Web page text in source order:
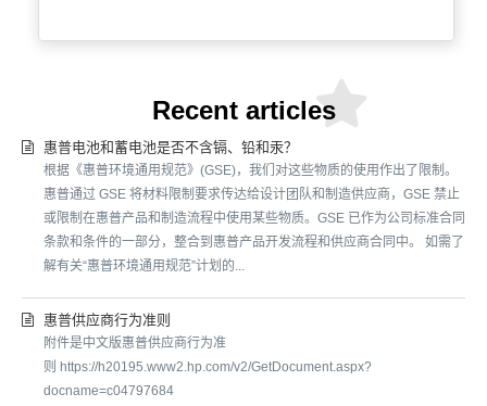
Recent articles
惠普电池和蓄电池是否不含镉、铅和汞？
根据《惠普环境通用规范》(GSE)，我们对这些物质的使用作出了限制。
惠普通过 GSE 将材料限制要求传达给设计团队和制造供应商，GSE 禁止
或限制在惠普产品和制造流程中使用某些物质。GSE 已作为公司标准合同
条款和条件的一部分，整合到惠普产品开发流程和供应商合同中。 如需了
解有关“惠普环境通用规范”计划的...
惠普供应商行为准则
附件是中文版惠普供应商行为准
则 https://h20195.www2.hp.com/v2/GetDocument.aspx?
docname=c04797684